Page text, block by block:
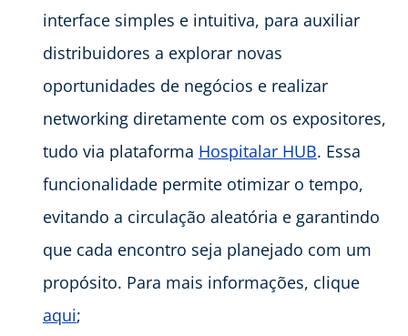
interface simples e intuitiva, para auxiliar
distribuidores a explorar novas
oportunidades de negócios e realizar
networking diretamente com os expositores,
tudo via plataforma Hospitalar HUB. Essa
funcionalidade permite otimizar o tempo,
evitando a circulação aleatória e garantindo
que cada encontro seja planejado com um
propósito. Para mais informações, clique
aqui;